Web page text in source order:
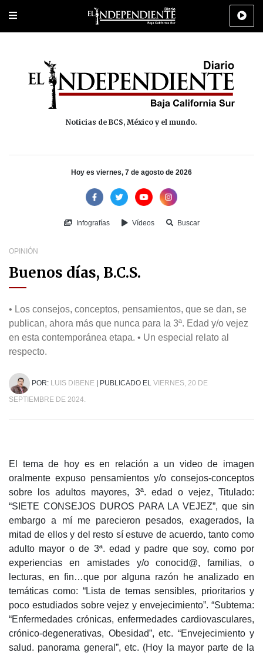
Portada Los Cabos Policiaca Deportes Cultura
Noticias de BCS, México y el mundo.
Hoy es viernes, 7 de agosto de 2026
Infografías Vídeos Buscar
OPINIÓN
Buenos días, B.C.S.
• Los consejos, conceptos, pensamientos, que se dan, se
publican, ahora más que nunca para la 3ª. Edad y/o vejez
en esta contemporánea etapa. • Un especial relato al
respecto.
POR: LUIS DIBENE | PUBLICADO EL VIERNES, 20 DE
SEPTIEMBRE DE 2024.
El tema de hoy es en relación a un video de imagen
oralmente expuso pensamientos y/o consejos-conceptos
sobre los adultos mayores, 3ª. edad o vejez, Titulado:
“SIETE CONSEJOS DUROS PARA LA VEJEZ”, que sin
embargo a mí me parecieron pesados, exagerados, la
mitad de ellos y del resto sí estuve de acuerdo, tanto como
adulto mayor o de 3ª. edad y padre que soy, como por
experiencias en amistades y/o conocid@, familias, o
lecturas, en fin…que por alguna razón he analizado en
temáticas como: “Lista de temas sensibles, prioritarios y
poco estudiados sobre vejez y envejecimiento”. “Subtema:
“Enfermedades crónicas, enfermedades cardiovasculares,
crónico-degenerativas, Obesidad”, etc. “Envejecimiento y
salud. panorama general”, etc. (Hoy la mayor parte de la